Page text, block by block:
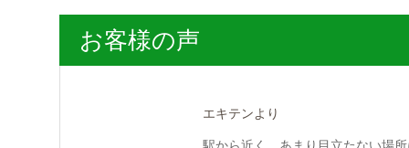
お客様の声
エキテンより